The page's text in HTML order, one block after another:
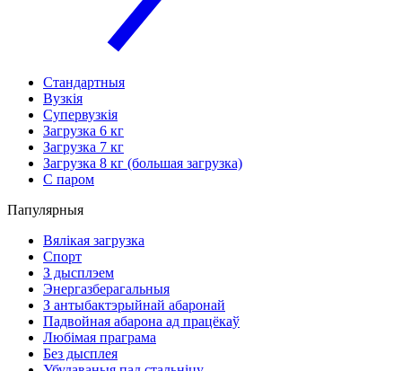
Стандартныя
Вузкія
Супервузкія
Загрузка 6 кг
Загрузка 7 кг
Загрузка 8 кг (большая загрузка)
С паром
Папулярныя
Вялікая загрузка
Спорт
З дысплэем
Энергазберагальныя
З антыбактэрыйнай абаронай
Падвойная абарона ад працёкаў
Любімая праграма
Без дысплея